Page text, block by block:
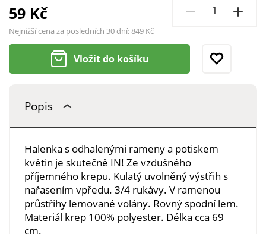
59 Kč
Nejnižší cena za posledních 30 dní:849 Kč
Vložit do košíku
Popis
Halenka s odhalenými rameny a potiskem
květin je skutečně IN! Ze vzdušného
příjemného krepu. Kulatý uvolněný výstřih s
nařasením vpředu. 3/4 rukávy. V ramenou
průstřihy lemované volány. Rovný spodní lem.
Materiál krep 100% polyester. Délka cca 69
cm.